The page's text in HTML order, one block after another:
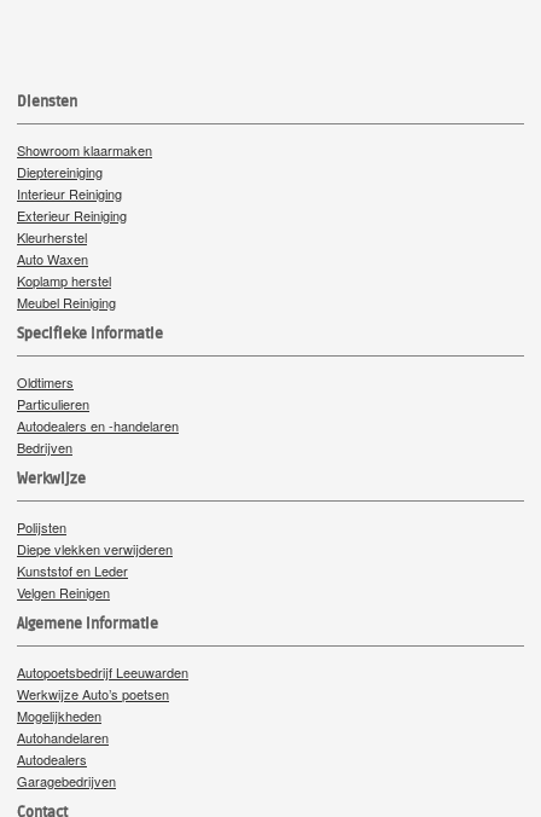
Diensten
Showroom klaarmaken
Dieptereiniging
Interieur Reiniging
Exterieur Reiniging
Kleurherstel
Auto Waxen
Koplamp herstel
Meubel Reiniging
Specifieke Informatie
Oldtimers
Particulieren
Autodealers en -handelaren
Bedrijven
Werkwijze
Polijsten
Diepe vlekken verwijderen
Kunststof en Leder
Velgen Reinigen
Algemene informatie
Autopoetsbedrijf Leeuwarden
Werkwijze Auto’s poetsen
Mogelijkheden
Autohandelaren
Autodealers
Garagebedrijven
Contact